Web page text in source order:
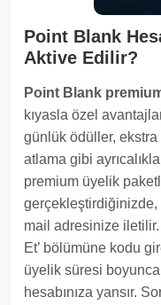
Point Blank
Aktive Edilir?
Point Blank
kıyasla özel
günlük ödüller, ekstra
atlama gibi
premium üyelik
mail adresinize
Et’ bölümüne kodu
üyelik süresi boyunca
hesabınıza yansır.